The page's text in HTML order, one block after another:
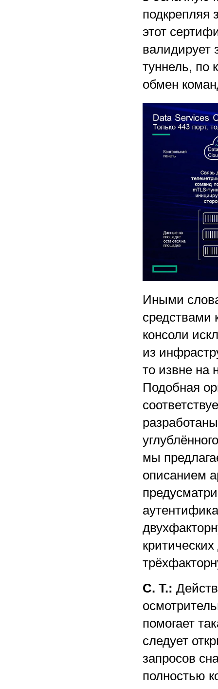
подкрепляя
этот
валидирует
туннель, по
обмен
Иными
средствами
консоли
из
то извне на
Подобная
мы
описанием
С. Т.:
помогает
следует
запросов
полностью